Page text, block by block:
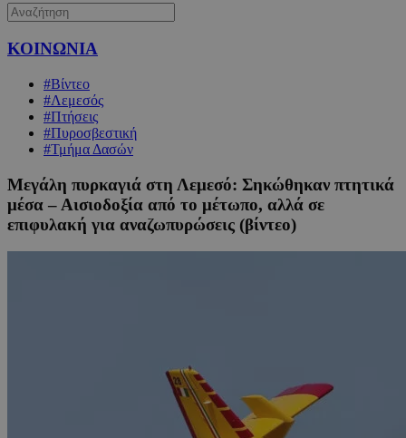
ΚΟΙΝΩΝΙΑ
#Βίντεο
#Λεμεσός
#Πτήσεις
#Πυροσβεστική
#Τμήμα Δασών
Μεγάλη πυρκαγιά στη Λεμεσό: Σηκώθηκαν πτητικά
μέσα – Αισιοδοξία από το μέτωπο, αλλά σε
επιφυλακή για αναζωπυρώσεις (βίντεο)